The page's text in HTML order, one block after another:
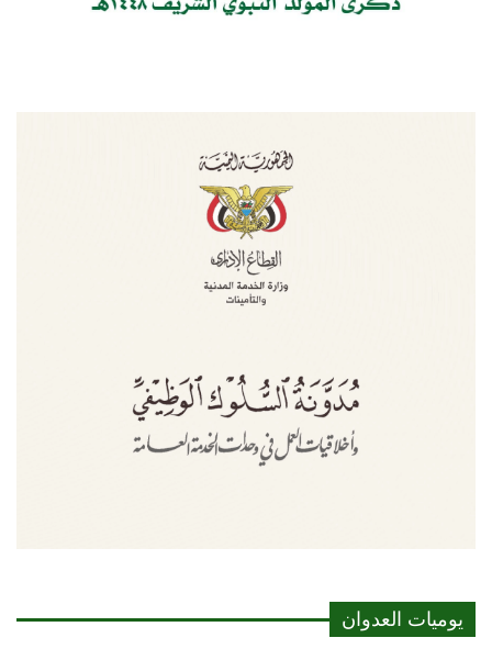
يوميات العدوان